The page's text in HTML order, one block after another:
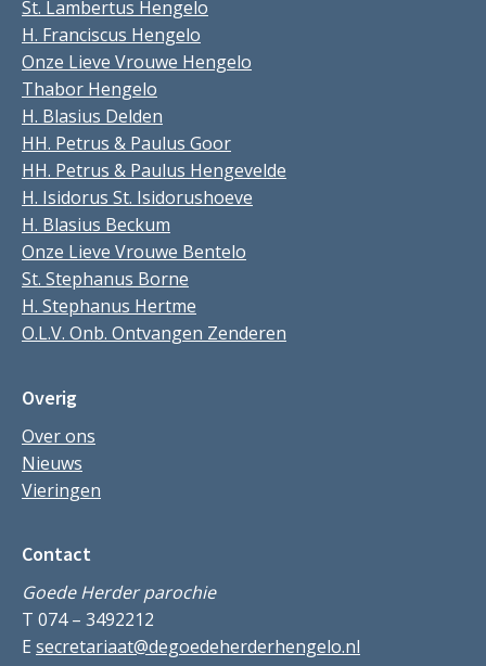
St. Lambertus Hengelo
H. Franciscus Hengelo
Onze Lieve Vrouwe Hengelo
Thabor Hengelo
H. Blasius Delden
HH. Petrus & Paulus Goor
HH. Petrus & Paulus Hengevelde
H. Isidorus St. Isidorushoeve
H. Blasius Beckum
Onze Lieve Vrouwe Bentelo
St. Stephanus Borne
H. Stephanus Hertme
O.L.V. Onb. Ontvangen Zenderen
Overig
Over ons
Nieuws
Vieringen
Contact
Goede Herder parochie
T 074 – 3492212
E secretariaat@degoedeherderhengelo.nl